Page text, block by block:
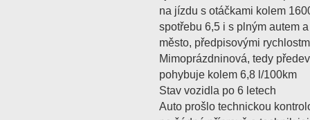
na jízdu s otáčkami kolem
spotřebu 6,5 i s plným autem
město, předpisovými
Mimoprázdninová, tedy
pohybuje kolem 6,8 l/100km
Stav vozidla po 6 letech
Auto prošlo technickou